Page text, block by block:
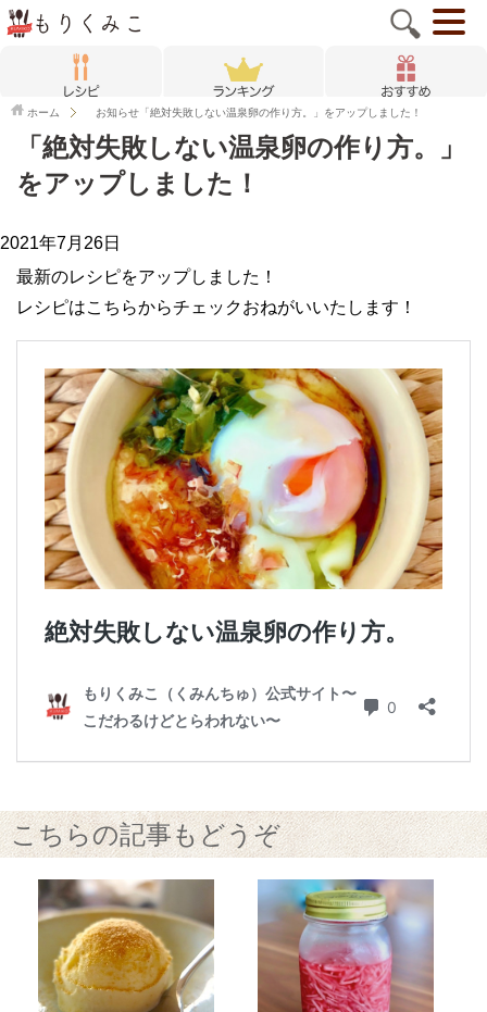
ホーム お知らせ「絶対失敗しない温泉卵の作り方。」をアップしました！
「絶対失敗しない温泉卵の作り方。」
をアップしました！
2021年7月26日
最新のレシピをアップしました！
レシピはこちらからチェックおねがいいたします！
こちらの記事もどうぞ